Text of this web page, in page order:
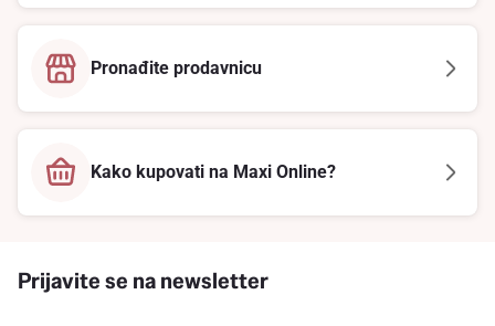
Pronađite prodavnicu
Kako kupovati na Maxi Online?
Prijavite se na newsletter